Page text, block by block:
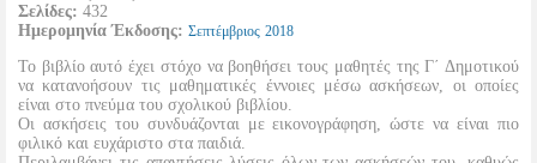
Σελίδες: 432
Ημερομηνία Έκδοσης: Σεπτέμβριος 2018
Το βιβλίο αυτό έχει στόχο να βοηθήσει τους μαθητές της Γ΄ Δημοτικού
να κατανοήσουν τις μαθηματικές έννοιες μέσω ασκήσεων, οι οποίες
είναι στο πνεύμα του σχολικού βιβλίου.
Οι ασκήσεις του συνδυάζονται με εικονογράφηση, ώστε να είναι πιο
φιλικό και ευχάριστο στα παιδιά.